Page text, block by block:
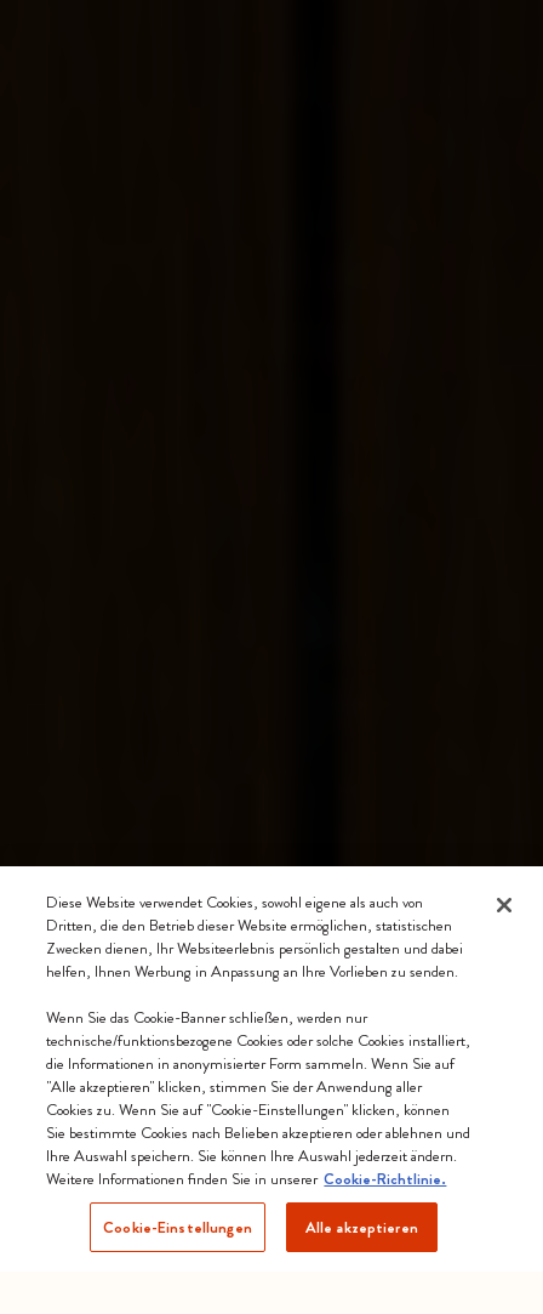
Diese Website verwendet Cookies, sowohl eigene als auch von
Dritten, die den Betrieb dieser Website ermöglichen, statistischen
Zwecken dienen, Ihr Websiteerlebnis persönlich gestalten und dabei
helfen, Ihnen Werbung in Anpassung an Ihre Vorlieben zu senden.
Wenn Sie das Cookie-Banner schließen, werden nur
technische/funktionsbezogene Cookies oder solche Cookies installiert,
die Informationen in anonymisierter Form sammeln. Wenn Sie auf
"Alle akzeptieren" klicken, stimmen Sie der Anwendung aller
Cookies zu. Wenn Sie auf "Cookie-Einstellungen" klicken, können
Sie bestimmte Cookies nach Belieben akzeptieren oder ablehnen und
Ihre Auswahl speichern. Sie können Ihre Auswahl jederzeit ändern.
Weitere Informationen finden Sie in unserer Cookie-Richtlinie.
Cookie-Einstellungen Alle akzeptieren